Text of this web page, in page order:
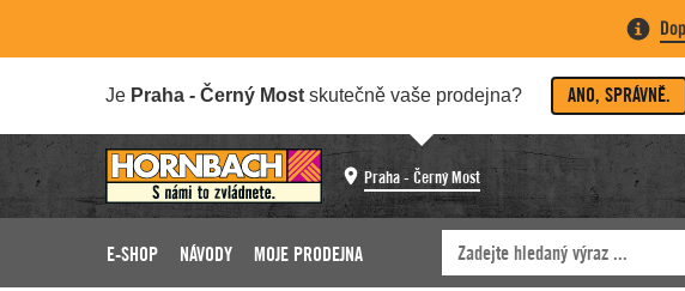
Je Praha - Černý Most skutečně vaše prodejna? ANO, SPRÁVNĚ.
Praha - Černý Most
E-SHOP NÁVODY MOJE PRODEJNA